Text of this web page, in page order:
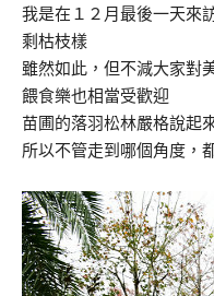
我是在１２月最後一天來
剩枯枝樣
雖然如此，但不減大家對
餵食樂也相當受歡迎
苗圃的落羽松林嚴格說起
所以不管走到哪個角度，